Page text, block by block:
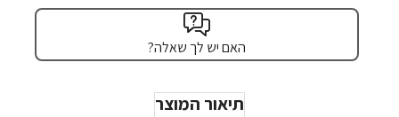
האם יש לך שאלה?
תיאור המוצר